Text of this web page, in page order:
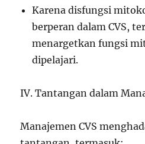
Karena disfungsi
berperan dalam CVS,
menargetkan fungsi
dipelajari.
IV. Tantangan dalam
Manajemen CVS